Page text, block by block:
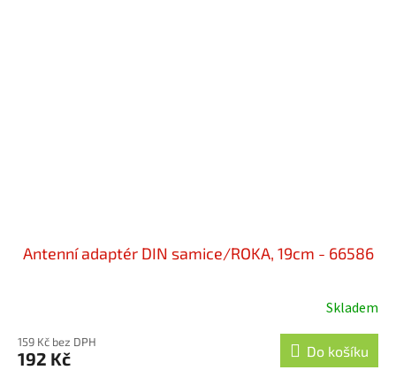
Antenní adaptér DIN samice/ROKA, 19cm - 66586
Skladem
159 Kč bez DPH
192 Kč Do košíku